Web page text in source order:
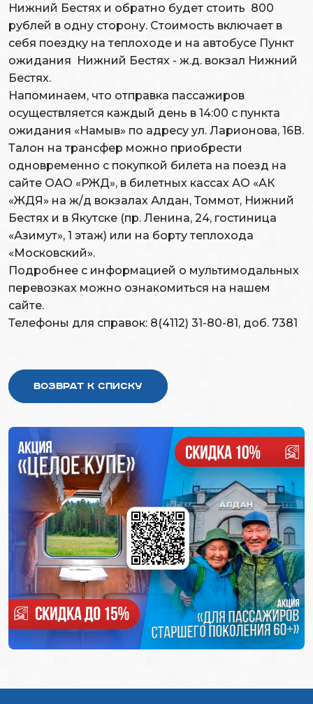
Нижний Бестях и обратно будет стоить 800
рублей в одну сторону. Стоимость включает в
себя поездку на теплоходе и на автобусе Пункт
ожидания Нижний Бестях - ж.д. вокзал Нижний
Бестях.
Напоминаем, что отправка пассажиров
осуществляется каждый день в 14:00 с пункта
ожидания «Намыв» по адресу ул. Ларионова, 16В.
Талон на трансфер можно приобрести
одновременно с покупкой билета на поезд на
сайте ОАО «РЖД», в билетных кассах АО «АК
«ЖДЯ» на ж/д вокзалах Алдан, Томмот, Нижний
Бестях и в Якутске (пр. Ленина, 24, гостиница
«Азимут», 1 этаж) или на борту теплохода
«Московский».
Подробнее с информацией о мультимодальных
перевозках можно ознакомиться на нашем
сайте.
Телефоны для справок: 8(4112) 31-80-81, доб. 7381
Возврат к списку